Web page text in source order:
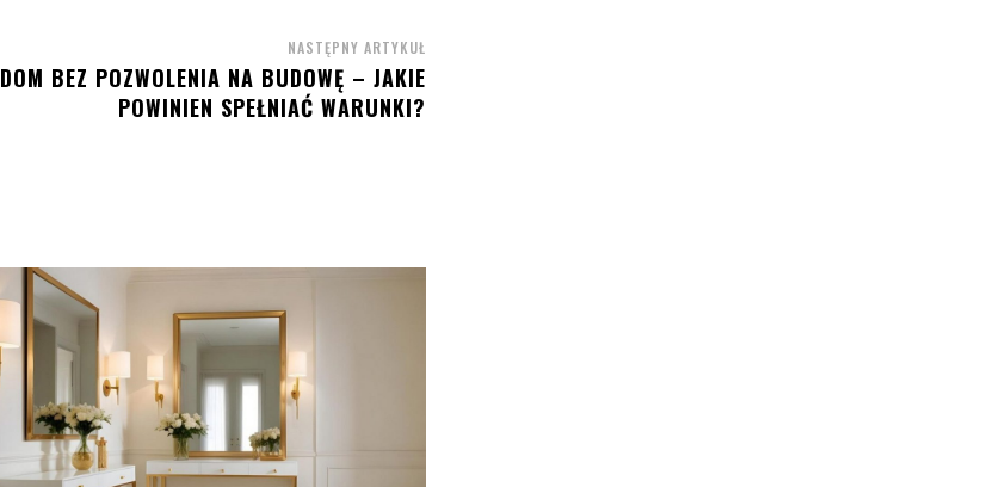
NASTĘPNY ARTYKUŁ
DOM BEZ POZWOLENIA NA BUDOWĘ – JAKIE
POWINIEN SPEŁNIAĆ WARUNKI?